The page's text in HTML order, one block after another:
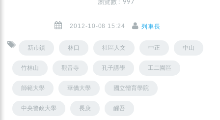
瀏覽數 : 997
2012-10-08 15:24 列車長
新市鎮 林口 社區人文 中正 中山
竹林山 觀音寺 孔子講學 工二園區
師範大學 華僑大學 國立體育學院
中央警政大學 長庚 醒吾